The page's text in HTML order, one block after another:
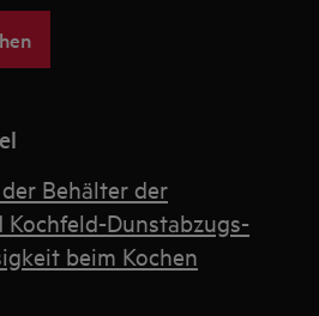
Behälter der
Kochfeld-Dunstabzugs-
beim Kochen